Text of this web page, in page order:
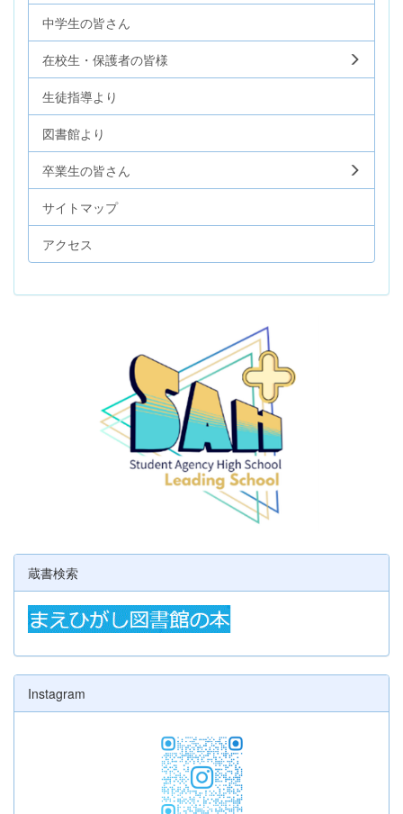
中学生の皆さん
在校生・保護者の皆様
生徒指導より
図書館より
卒業生の皆さん
サイトマップ
アクセス
蔵書検索
Instagram